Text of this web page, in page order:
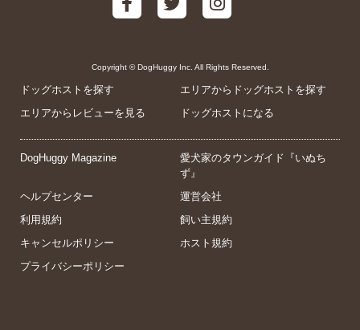
Copyright © DogHuggy Inc. All Rights Reserved.
ドッグホストを探す
エリアからドッグホストを探す
エリアからレビューを見る
ドッグホストになる
DogHuggy Magazine
愛犬家のタウンガイド『いぬち
ず』
ヘルプセンター
運営会社
利用規約
飼い主規約
キャンセルポリシー
ホスト規約
プライバシーポリシー